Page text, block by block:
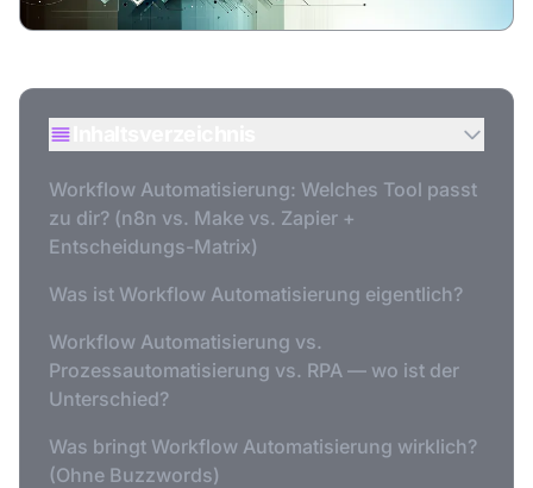
Workflow Automatisierung: Welches Tool passt
zu dir? (n8n vs. Make vs. Zapier +
Entscheidungs-Matrix)
Was ist Workflow Automatisierung eigentlich?
Workflow Automatisierung vs.
Prozessautomatisierung vs. RPA — wo ist der
Unterschied?
Was bringt Workflow Automatisierung wirklich?
(Ohne Buzzwords)